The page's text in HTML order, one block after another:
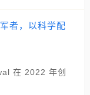
者，以科学配
在 2022 年创